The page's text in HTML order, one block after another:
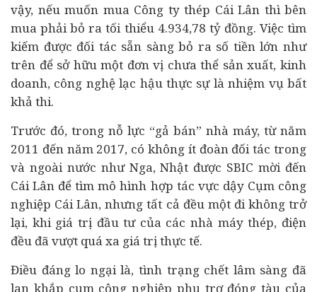
vậy, nếu muốn mua Công ty thép Cái Lân thì bên
mua phải bỏ ra tối thiểu 4.934,78 tỷ đồng. Việc tìm
kiếm được đối tác sẵn sàng bỏ ra số tiền lớn như
trên để sở hữu một đơn vị chưa thể sản xuất, kinh
doanh, công nghệ lạc hậu thực sự là nhiệm vụ bất
khả thi.
Trước đó, trong nỗ lực “gả bán” nhà máy, từ năm
2011 đến năm 2017, có không ít đoàn đối tác trong
và ngoài nước như Nga, Nhật được SBIC mời đến
Cái Lân để tìm mô hình hợp tác vực dậy Cụm công
nghiệp Cái Lân, nhưng tất cả đều một đi không trở
lại, khi giá trị đầu tư của các nhà máy thép, điện
đều đã vượt quá xa giá trị thực tế.
Điều đáng lo ngại là, tình trạng chết lâm sàng đã
lan khắp cụm công nghiệp phụ trợ đóng tàu của